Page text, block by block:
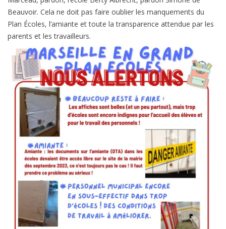
pour
la…
Beauvoir. Cela ne doit pas faire oublier les manquements du
Plan Écoles, l’amiante et toute la transparence attendue par les
parents et les travailleurs.